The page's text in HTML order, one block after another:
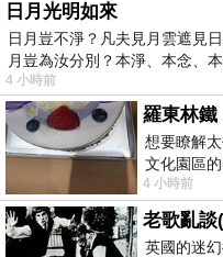
日月光明如來
日月豈不淨？凡夫見月雲遮見
月豈為汝分別？本淨、本念、
4 小時前
羅東林鐵
想要瞭解
文化園區
以到林鐵館
4 小時前
老歌亂談
英國的迷